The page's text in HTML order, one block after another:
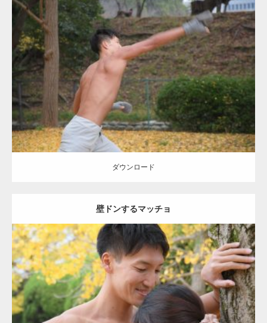
Update:2021.07.8
Category: 公園のマッチョ その他 AKIHITO(細マッチョ) 背中
ダウンロード
ダウンロード
壁ドンするマッチョ
Update: 2021.07.8
Category:公園のマッチョ その他 AKIHITO(細マッチョ) 大胸筋 肩 腹
筋